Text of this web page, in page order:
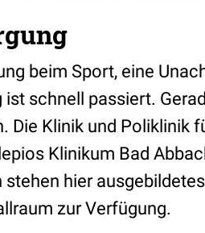
beim Sport, eine
schnell passiert.
Die Klinik und Poliklinik
Klinikum Bad
stehen hier
zur Verfügung.